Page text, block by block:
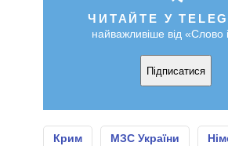
ЧИТАЙТЕ У
найважливіше від «Слово
Підписатися
Крим МЗС України